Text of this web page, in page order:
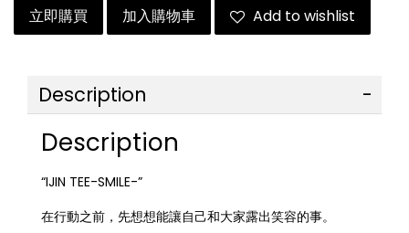
立即購買 加入購物車 Add to wishlist
Description
Description
“IJIN TEE-SMILE-”
在行動之前，先想想能讓自己和大家露出笑容的事。